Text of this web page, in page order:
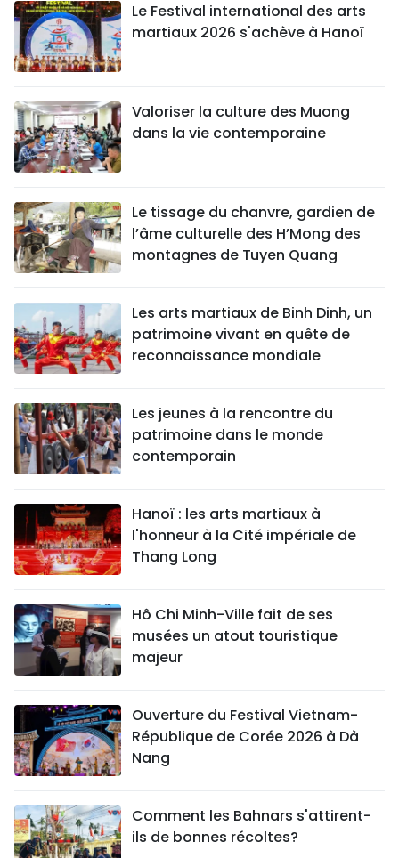
Le Festival international des arts
martiaux 2026 s'achève à Hanoï
Valoriser la culture des Muong
dans la vie contemporaine
Le tissage du chanvre, gardien de
l’âme culturelle des H’Mong des
montagnes de Tuyen Quang
Les arts martiaux de Binh Dinh, un
patrimoine vivant en quête de
reconnaissance mondiale
Les jeunes à la rencontre du
patrimoine dans le monde
contemporain
Hanoï : les arts martiaux à
l'honneur à la Cité impériale de
Thang Long
Hô Chi Minh-Ville fait de ses
musées un atout touristique
majeur
Ouverture du Festival Vietnam-
République de Corée 2026 à Dà
Nang
Comment les Bahnars s'attirent-
ils de bonnes récoltes?